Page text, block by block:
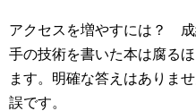
アクセスを増やすには？
手の技術を書いた本は腐る
ます。明確な答えはありま
誤です。